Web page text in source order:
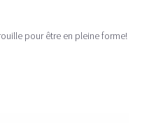
pour être en pleine forme!